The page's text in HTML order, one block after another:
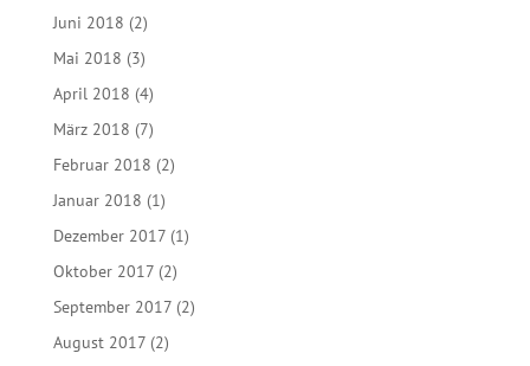
Juni 2018 (2)
Mai 2018 (3)
April 2018 (4)
März 2018 (7)
Februar 2018 (2)
Januar 2018 (1)
Dezember 2017(1)
Oktober 2017(2)
September 2017(2)
August 2017(2)